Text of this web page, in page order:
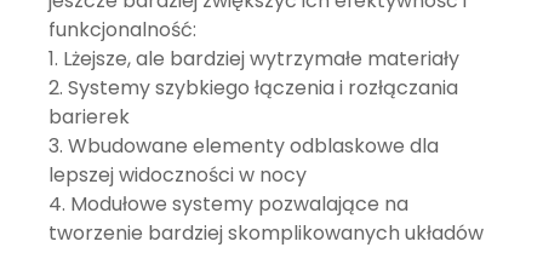
funkcjonalność:
Lżejsze, ale bardziej wytrzymałe materiały
Systemy szybkiego łączenia i rozłączania
barierek
Wbudowane elementy odblaskowe dla
lepszej widoczności w nocy
Modułowe systemy pozwalające na
tworzenie bardziej skomplikowanych układów